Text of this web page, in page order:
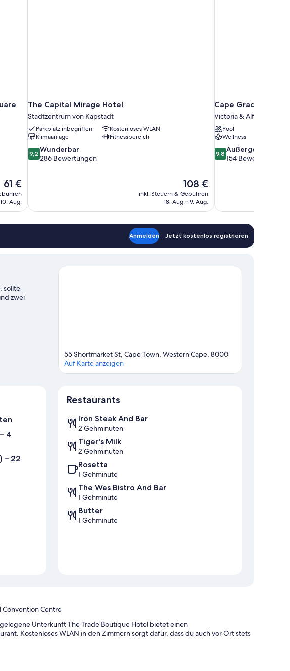
Der
Preis
beträgt
61 €
Aug.
The Capital Mirage Hotel
Stadtzentrum von Kapstadt
Parkplatz inbegriffen
Kostenloses WLAN
Klimaanlage
Fitnessbereich
9.2
von
9,2 Wunderbar
286 Bewertungen
Der
Preis
beträgt
108 €
inkl. Steuern & Gebühren
18. Aug.–19. Aug.
Cape Grace, A
Victoria & Alfred
Pool
Wellness
9.8
von
9,8 Außergewöhnlich
154 Bewertungen
Anmelden Jetzt kostenlos registrieren
sollte
zwei
55 Shortmarket St, Cape Town, Western Cape, 8000
Auf Karte anzeigen
4
– 22
Restaurants
Iron Steak And Bar
2 Gehminuten
Tiger's Milk
2 Gehminuten
Rosetta
1 Gehminute
The Wes Bistro And Bar
1 Gehminute
Butter
1 Gehminute
Convention Centre
Unterkunft The Trade Boutique Hotel bietet einen
Kostenloses WLAN in den Zimmern sorgt dafür, dass du auch vor Ort stets